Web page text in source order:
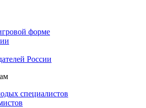
форме
России
специалистов